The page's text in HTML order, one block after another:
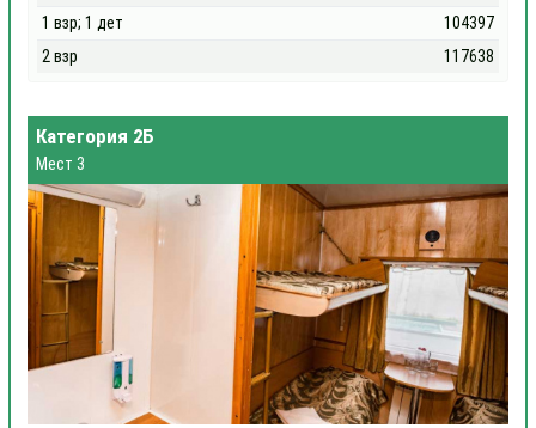
1 взр; 1 дет
104397
2 взр
117638
Категория 2Б
Мест 3